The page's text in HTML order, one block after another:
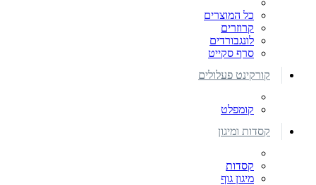
כל המוצרים
קרוזרים
לונגבורדים
סרף סקייט
קורקינט פעלולים
קומפלט
קסדות ומיגון
קסדות
מיגון גוף